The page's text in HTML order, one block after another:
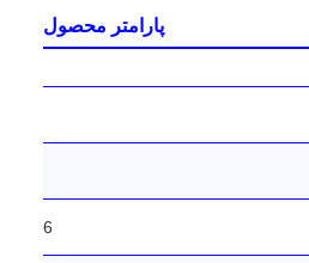
پارامتر محصول